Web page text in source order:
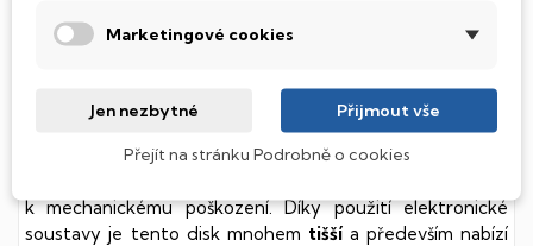
Tento notebook je vybaven
(Solid State Drive)
diskem, který na rozdíl od starších magnetických HDD
(Hard Disk Drive) disků nedisponuje žádnými pohyblivými
k mechanickému poškození. Díky použití elektronické
soustavy je tento disk mnohem tišší a především nabízí
Marketingové cookies
Jen nezbytné Přijmout vše
Přejít na stránku Podrobně o cookies